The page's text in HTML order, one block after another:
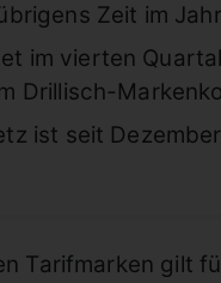
Zeit im
im vierten
Drillisch-
ist seit
Tarifmarken gilt